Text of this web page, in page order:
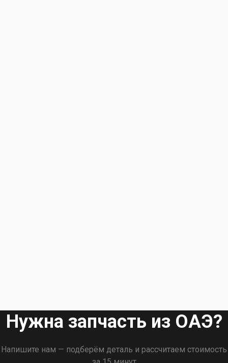
Нужна запчасть из ОАЭ?
Напишите нам — подберём деталь и рассчитаем стоимость